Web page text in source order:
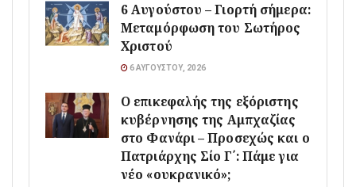
6 Αυγούστου – Γιορτή σήμερα:
Μεταμόρφωση του Σωτήρος
Χριστού
6 ΑΥΓΟΎΣΤΟΥ, 2026
Ο επικεφαλής της εξόριστης
κυβέρνησης της Αμπχαζίας
στο Φανάρι – Προσεχώς και ο
Πατριάρχης Σίο Γ΄: Πάμε για
νέο «ουκρανικό»;